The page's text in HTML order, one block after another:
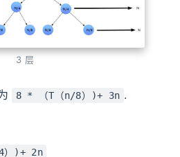
3 层
8 * （T（n/8）)+ 3n .
）)+ 2n